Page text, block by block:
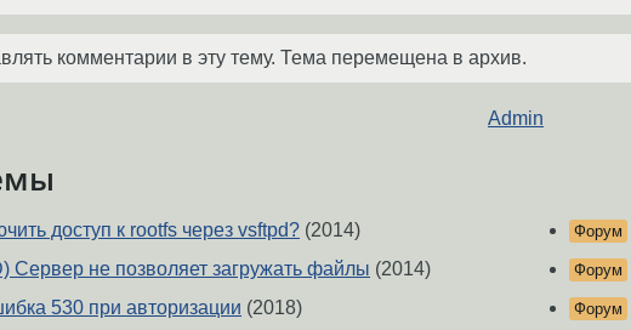
комментарии в эту тему. Тема перемещена в архив.
Admin
доступ к rootfs через vsftpd? (2014)
Сервер не позволяет загружать файлы (2014)
530 при авторизации (2018)
Форум
Форум
Форум